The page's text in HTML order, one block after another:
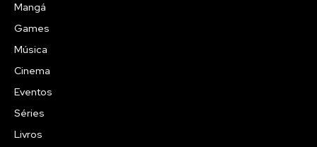
Mangá
Games
Música
Cinema
Eventos
Séries
Livros